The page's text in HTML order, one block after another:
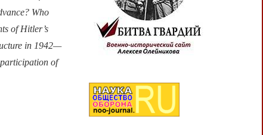
Who
of Hitler’s
in 1942—
of